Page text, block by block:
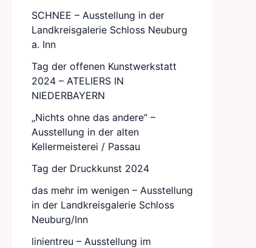
SCHNEE – Ausstellung in der
Landkreisgalerie Schloss Neuburg
a. Inn
Tag der offenen Kunstwerkstatt
2024 – ATELIERS IN
NIEDERBAYERN
„Nichts ohne das andere“ –
Ausstellung in der alten
Kellermeisterei / Passau
Tag der Druckkunst 2024
das mehr im wenigen – Ausstellung
in der Landkreisgalerie Schloss
Neuburg/Inn
linientreu – Ausstellung im